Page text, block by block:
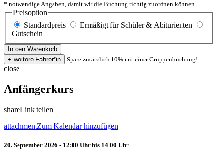
* notwendige Angaben, damit wir die Buchung richtig zuordnen können
Preisoption
Standardpreis
Ermäßigt für Schüler & Abiturienten
Gutschein
Spare zusätzlich 10% mit einer Gruppenbuchung!
close
Anfängerkurs
shareLink teilen
attachmentZum Kalendar hinzufügen
20. September 2026 - 12:00 Uhr bis 14:00 Uhr